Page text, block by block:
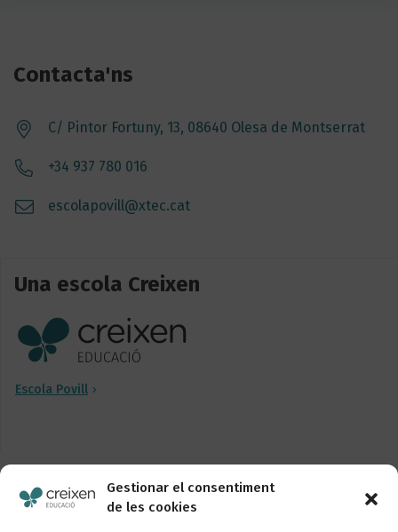
Gestionar el consentiment
de les cookies
Contacta'ns
C/ Pintor Fortuny, 13, 08640 Olesa de Montserrat
+34 937 780 016
escolapovill@xtec.cat
Una escola Creixen
Escola Povill
Segueix-nos